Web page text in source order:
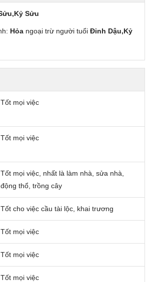
Sửu
Hỏa ngoại trừ người tuổi Đinh Dậu,Kỷ
Tốt mọi việc
Tốt mọi việc
Tốt mọi việc, nhất là làm nhà, sửa nhà,
động thổ, trồng cây
Tốt cho việc cầu tài lộc, khai trương
Tốt mọi việc
Tốt mọi việc
Tốt mọi việc